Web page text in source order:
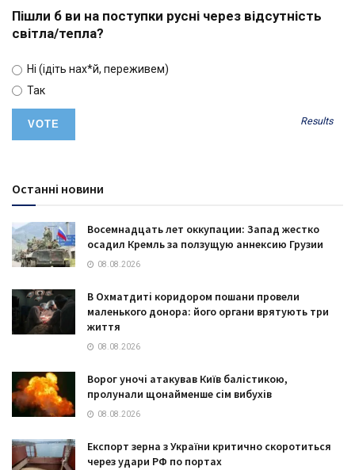
Пішли б ви на поступки русні через відсутність
світла/тепла?
Ні (ідіть нах*й, переживем)
Так
Results
Останні новини
Восемнадцать лет оккупации: Запад жестко
осадил Кремль за ползущую аннексию Грузии
08.08.2026
В Охматдиті коридором пошани провели
маленького донора: його органи врятують три
життя
08.08.2026
Ворог уночі атакував Київ балістикою,
пролунали щонайменше сім вибухів
08.08.2026
Експорт зерна з України критично скоротиться
через удари РФ по портах